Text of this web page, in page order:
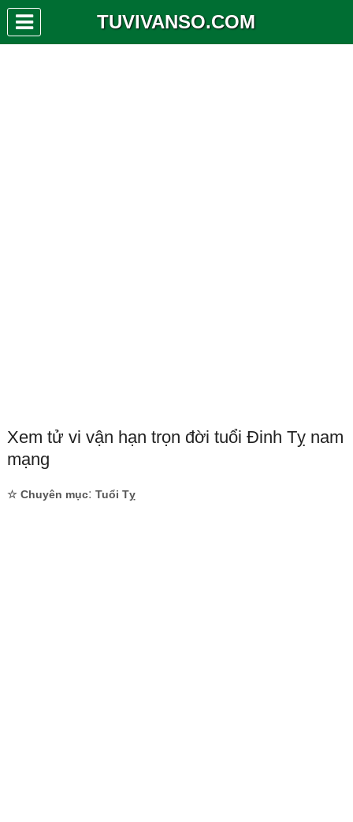
TUVIVANSO.COM
Xem tử vi vận hạn trọn đời tuổi Đinh Tỵ nam
mạng
☆ Chuyên mục: Tuổi Tỵ